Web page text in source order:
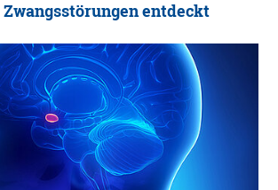
entdeckt